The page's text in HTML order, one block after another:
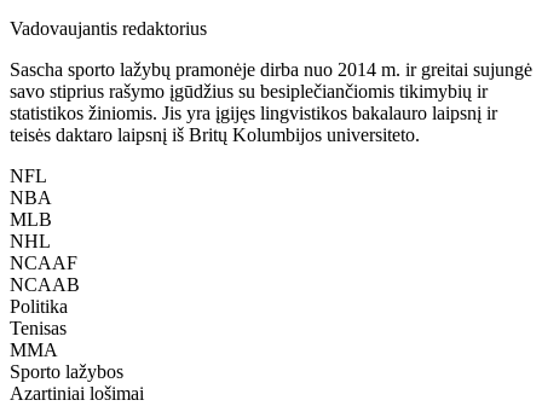
Vadovaujantis redaktorius
Sascha sporto lažybų pramonėje dirba nuo 2014 m. ir greitai sujungė
savo stiprius rašymo įgūdžius su besiplečiančiomis tikimybių ir
statistikos žiniomis. Jis yra įgijęs lingvistikos bakalauro laipsnį ir
teisės daktaro laipsnį iš Britų Kolumbijos universiteto.
NFL
NBA
MLB
NHL
NCAAF
NCAAB
Politika
Tenisas
MMA
Sporto lažybos
Azartiniai lošimai